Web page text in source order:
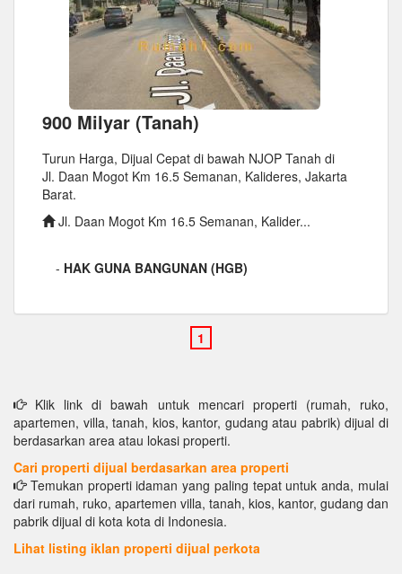
900 Milyar (Tanah)
Turun Harga, Dijual Cepat di bawah NJOP Tanah di
Jl. Daan Mogot Km 16.5 Semanan, Kalideres, Jakarta
Barat.
Jl. Daan Mogot Km 16.5 Semanan, Kalider...
- HAK GUNA BANGUNAN (HGB)
Klik link di bawah untuk mencari properti (rumah, ruko,
apartemen, villa, tanah, kios, kantor, gudang atau pabrik) dijual di
berdasarkan area atau lokasi properti.
Cari properti dijual berdasarkan area properti
Temukan properti idaman yang paling tepat untuk anda, mulai
dari rumah, ruko, apartemen villa, tanah, kios, kantor, gudang dan
pabrik dijual di kota kota di Indonesia.
Lihat listing iklan properti dijual perkota